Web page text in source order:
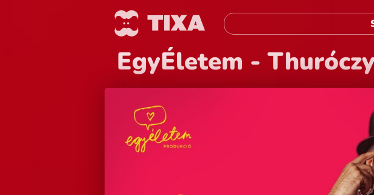
EgyÉletem -